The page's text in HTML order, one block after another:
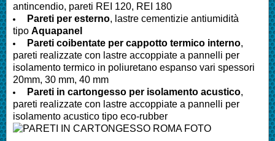
antincendio, pareti REI 120, REI 180
Pareti per esterno, lastre cementizie antiumidità
tipo Aquapanel
Pareti coibentate per cappotto termico interno,
pareti realizzate con lastre accoppiate a pannelli per
isolamento termico in poliuretano espanso vari spessori
20mm, 30 mm, 40 mm
Pareti in cartongesso per isolamento acustico,
pareti realizzate con lastre accoppiate a pannelli per
isolamento acustico tipo eco-rubber